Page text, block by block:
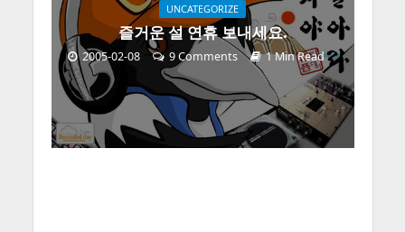
UNCATEGORIZE
즐거운 설 연휴 보내세요.
2005-02-08 9 Comments 1 Min Read